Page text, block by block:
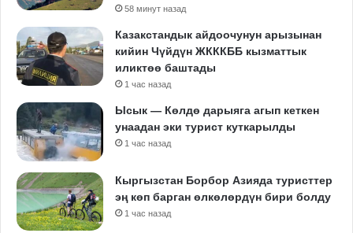
58 минут назад
Казакстандык айдоочунун арызынан
кийин Чүйдүн ЖКККББ кызматтык
иликтөө баштады
1 час назад
Ысык — Көлдө дарыяга агып кеткен
унаадан эки турист куткарылды
1 час назад
Кыргызстан Борбор Азияда туристтер
эң көп барган өлкөлөрдүн бири болду
1 час назад